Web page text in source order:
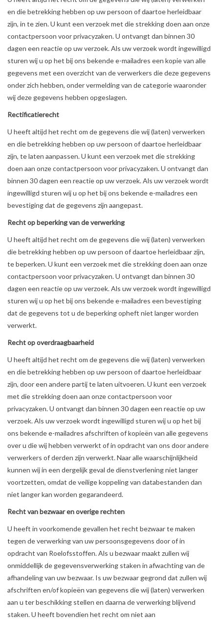
en die betrekking hebben op uw persoon of daartoe herleidbaar
zijn, in te zien. U kunt een verzoek met die strekking doen aan onze
contactpersoon voor privacyzaken. U ontvangt dan binnen 30
dagen een reactie op uw verzoek. Als uw verzoek wordt ingewilligd
sturen wij u op het bij ons bekende e-mailadres een kopie van alle
gegevens met een overzicht van de verwerkers die deze gegevens
onder zich hebben, onder vermelding van de categorie waaronder
wij deze gegevens hebben opgeslagen.
Rectificatierecht
U heeft altijd het recht om de gegevens die wij (laten) verwerken
en die betrekking hebben op uw persoon of daartoe herleidbaar
zijn, te laten aanpassen. U kunt een verzoek met die strekking
doen aan onze contactpersoon voor privacyzaken. U ontvangt dan
binnen 30 dagen een reactie op uw verzoek. Als uw verzoek wordt
ingewilligd sturen wij u op het bij ons bekende e-mailadres een
bevestiging dat de gegevens zijn aangepast.
Recht op beperking van de verwerking
U heeft altijd het recht om de gegevens die wij (laten) verwerken
die betrekking hebben op uw persoon of daartoe herleidbaar zijn,
te beperken. U kunt een verzoek met die strekking doen aan onze
contactpersoon voor privacyzaken. U ontvangt dan binnen 30
dagen een reactie op uw verzoek. Als uw verzoek wordt ingewilligd
sturen wij u op het bij ons bekende e-mailadres een bevestiging
dat de gegevens tot u de beperking opheft niet langer worden
verwerkt.
Recht op overdraagbaarheid
U heeft altijd het recht om de gegevens die wij (laten) verwerken
en die betrekking hebben op uw persoon of daartoe herleidbaar
zijn, door een andere partij te laten uitvoeren. U kunt een verzoek
met die strekking doen aan onze contactpersoon voor
privacyzaken. U ontvangt dan binnen 30 dagen een reactie op uw
verzoek. Als uw verzoek wordt ingewilligd sturen wij u op het bij
ons bekende e-mailadres afschriften of kopieën van alle gegevens
over u die wij hebben verwerkt of in opdracht van ons door andere
verwerkers of derden zijn verwerkt. Naar alle waarschijnlijkheid
kunnen wij in een dergelijk geval de dienstverlening niet langer
voortzetten, omdat de veilige koppeling van databestanden dan
niet langer kan worden gegarandeerd.
Recht van bezwaar en overige rechten
U heeft in voorkomende gevallen het recht bezwaar te maken
tegen de verwerking van uw persoonsgegevens door of in
opdracht van Roelofsstoffen. Als u bezwaar maakt zullen wij
onmiddellijk de gegevensverwerking staken in afwachting van de
afhandeling van uw bezwaar. Is uw bezwaar gegrond dat zullen wij
afschriften en/of kopieën van gegevens die wij (laten) verwerken
aan u ter beschikking stellen en daarna de verwerking blijvend
staken. U heeft bovendien het recht om niet aan